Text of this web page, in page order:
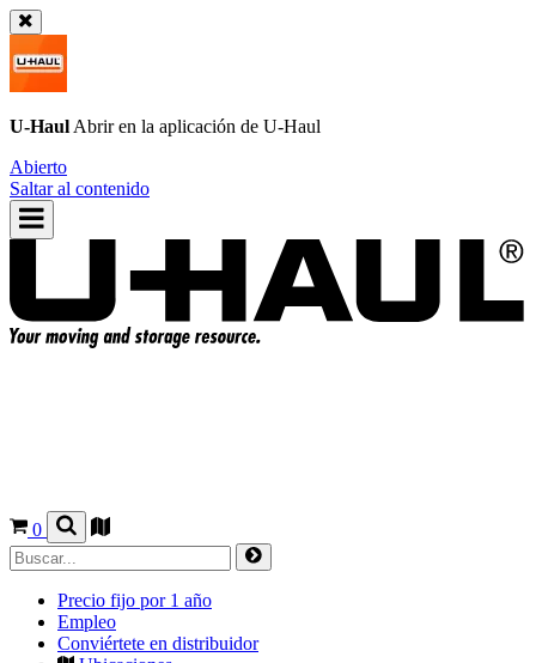
U-Haul Abrir en la aplicación de U-Haul
Abierto
Saltar al contenido
0
Precio fijo por 1 año
Empleo
Conviértete en distribuidor